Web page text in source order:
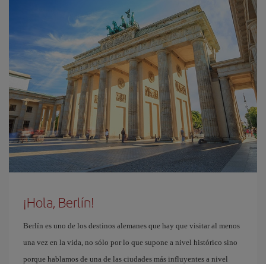
¡Hola, Berlín!
Berlín es uno de los destinos alemanes que hay que visitar al menos
una vez en la vida, no sólo por lo que supone a nivel histórico sino
porque hablamos de una de las ciudades más influyentes a nivel